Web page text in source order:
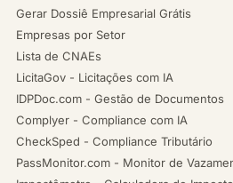
Gerar Dossiê Empresarial Grátis
Empresas por Setor
Lista de CNAEs
LicitaGov - Licitações com IA
IDPDoc.com - Gestão de Documentos
Complyer - Compliance com IA
CheckSped - Compliance Tributário
PassMonitor.com - Monitor de